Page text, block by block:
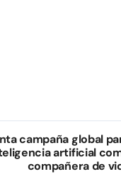
campaña global
artificial
compañera de